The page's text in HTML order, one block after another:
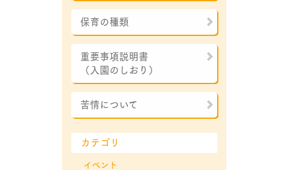
保育の種類
重要事項説明書
（入園のしおり）
苦情について
カテゴリ
イベント